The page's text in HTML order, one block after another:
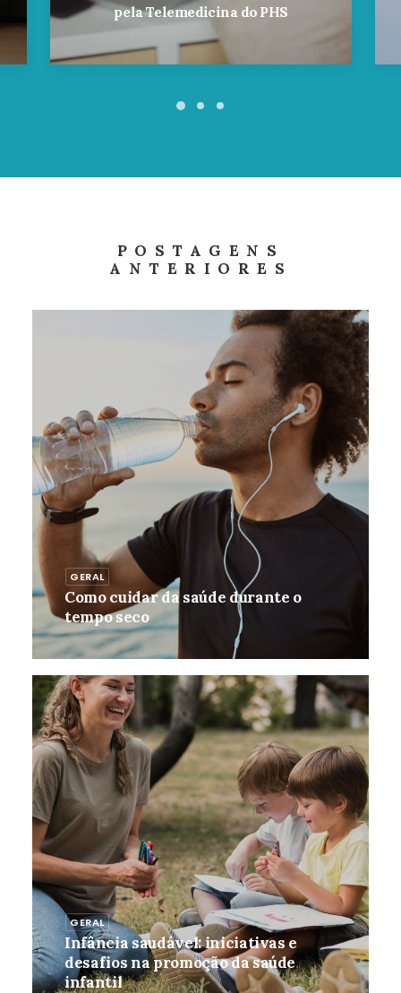
pela Telemedicina do PHS
POSTAGENS
ANTERIORES
GERAL
Como cuidar da saúde durante o
tempo seco
GERAL
Infância saudável: iniciativas e
desafios na promoção da saúde
infantil